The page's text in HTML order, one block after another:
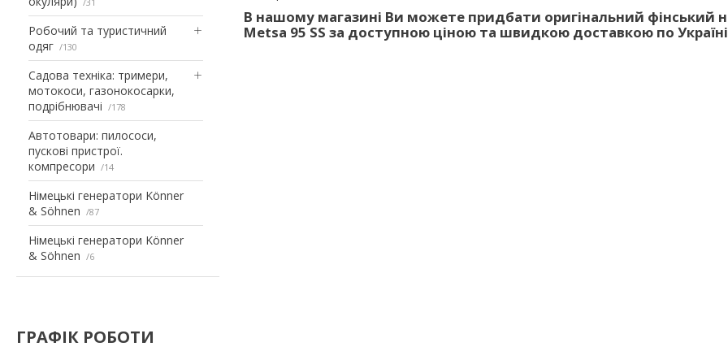
Робочий та туристичний
одяг
130
Садова техніка: тримери,
мотокоси, газонокосарки,
подрібнювачі
178
Автотовари: пилососи,
пускові пристрої.
компресори
14
Німецькі генератори Könner
& Söhnen
87
Німецькі генератори Könner
& Söhnen
6
ГРАФІК РОБОТИ
В нашому магазині Ви можете придбати оригінальний фінський
Metsa 95 SS за доступною ціною та швидкою доставкою по